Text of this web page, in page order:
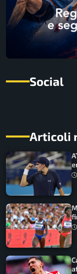
Social
Articoli